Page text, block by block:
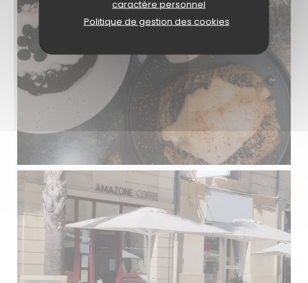
caractère personnel
Politique de gestion des cookies